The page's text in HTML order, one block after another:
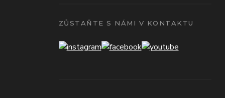
ZŮSTAŇTE S NÁMI V KONTAKTU